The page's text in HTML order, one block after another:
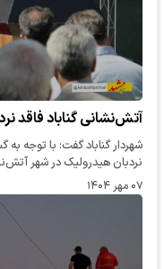
آتش‌نشانی گناباد فاقد
شهردار گناباد گفت: با توجه به
نردبان هیدرولیک در شهر
۰۷ مهر ۱۴۰۴